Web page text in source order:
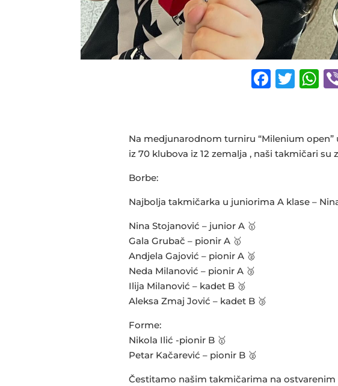
F
e
b
o
k
T
te
r
s
A
p
Na medjunarodnom turniru “Milenium
iz 70 klubova iz 12 zemalja , naši takmičari su
Borbe:
Najbolja takmičarka u juniorima A klase –
Nina Stojanović – junior A 🥇
Gala Grubač – pionir A 🥇
Andjela Gajović – pionir A 🥈
Neda Milanović – pionir A 🥉
Ilija Milanović – kadet B 🥉
Aleksa Zmaj Jović – kadet B 🥉
Forme:
Nikola Ilić -pionir B 🥇
Petar Kačarević – pionir B 🥈
Čestitamo našim takmičarima na ostvarenim